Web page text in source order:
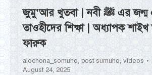
জুমু’আর খুতবা | নবী ﷺ এর জন্ম এবং
তাওহীদের শিক্ষা | অধ্যাপক শাইখ
ফারুক
alochona_somuho, post-sumuho, videos
August 24, 2025